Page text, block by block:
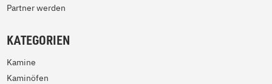
Partner werden
KATEGORIEN
Kamine
Kaminöfen